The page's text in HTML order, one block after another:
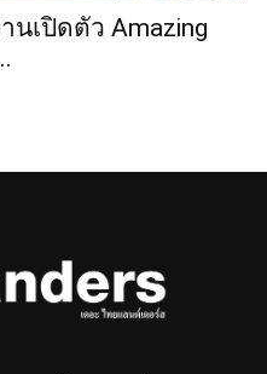
นเปิดตัว Amazing